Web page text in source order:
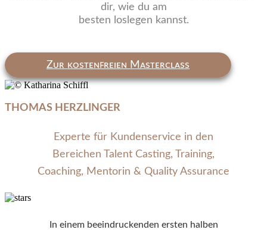
dir, wie du am
besten loslegen kannst.
Zᴜʀ ᴋᴏsᴛᴇɴꜰʀᴇɪᴇɴ Mᴀsᴛᴇʀᴄʟᴀss
THOMAS HERZLINGER
Experte für Kundenservice in den
Bereichen Talent Casting, Training,
Coaching, Mentorin & Quality Assurance
In einem beeindruckenden ersten halben